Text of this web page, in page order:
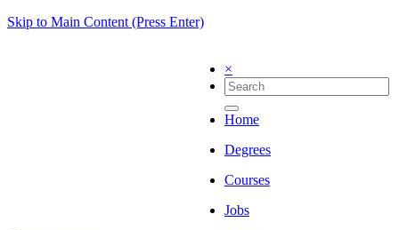
Skip to Main Content (Press Enter)
×
Home
Degrees
Courses
Jobs